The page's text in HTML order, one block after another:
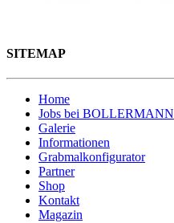
SITEMAP
Home
Jobs bei BOLLERMANN
Galerie
Informationen
Grabmalkonfigurator
Partner
Shop
Kontakt
Magazin